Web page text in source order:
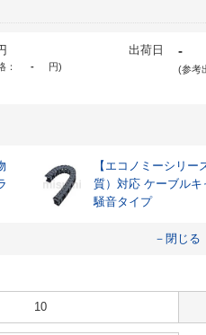
： - 円)
出荷日 -
(参考
【エコノミーシリー
質）対応 ケーブル
騒音タイプ
－閉じる
10